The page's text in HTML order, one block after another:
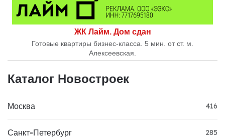
ЖК Лайм. Дом сдан
Готовые квартиры бизнес-класса. 5 мин. от ст. м.
Алексеевская.
Каталог Новостроек
Москва 416
Санкт-Петербург 285